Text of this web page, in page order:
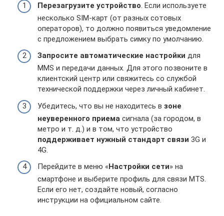
Перезагрузите устройство. Если используете
несколько SIM-карт (от разных сотовых
операторов), то должно появиться уведомление
с предложением выбрать симку по умолчанию.
Запросите автоматические настройки для
MMS и передачи данных. Для этого позвоните в
клиентский центр или свяжитесь со службой
технической поддержки через личный кабинет.
Убедитесь, что вы не находитесь в зоне
неуверенного приема сигнала (за городом, в
метро и т. д.) и в том, что устройство
поддерживает нужный стандарт связи 3G и
4G.
Перейдите в меню «Настройки сети» на
смартфоне и выберите профиль для связи MTS.
Если его нет, создайте новый, согласно
инструкции на официальном сайте.